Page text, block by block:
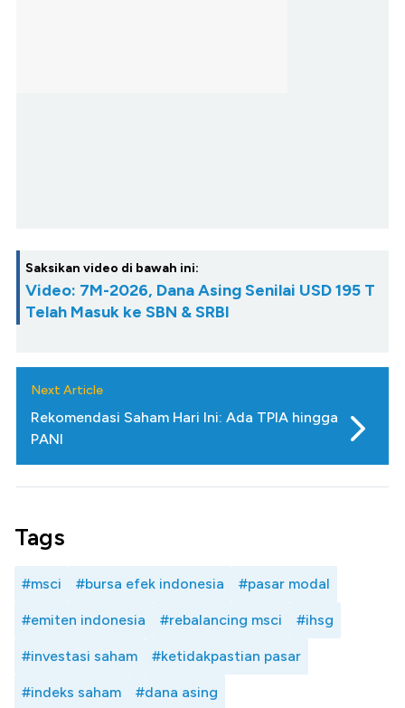
Saksikan video di bawah ini:
Video: 7M-2026, Dana Asing Senilai USD 195 T
Telah Masuk ke SBN & SRBI
Next Article
Rekomendasi Saham Hari Ini: Ada TPIA hingga
PANI
Tags
#msci #bursa efek indonesia #pasar modal
#emiten indonesia #rebalancing msci #ihsg
#investasi saham #ketidakpastian pasar
#indeks saham #dana asing